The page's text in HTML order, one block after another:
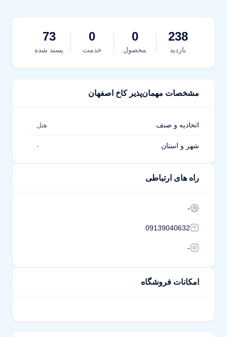
238
بازدید
0
محصول
0
خدمت
73
پسند شده
مشخصات مهمان‌پذیر کاخ اصفهان
اتحادیه و صنف هتل
شهر و استان -
راه های ارتباطی
-
09139040632
-
امکانات فروشگاه